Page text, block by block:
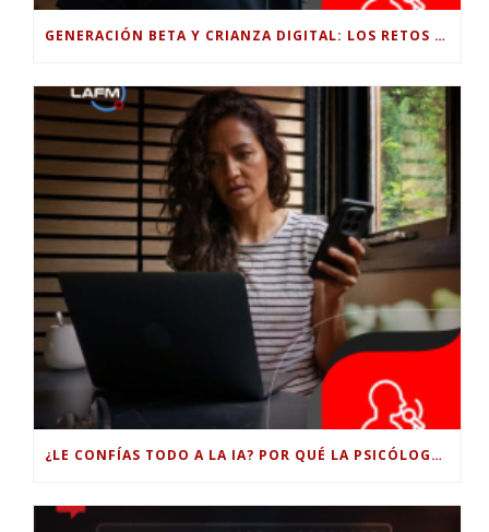
GENERACIÓN BETA Y CRIANZA DIGITAL: LOS RETOS DE CRIAR HIJOS EN LA ERA DE LA INTELIGENCIA ARTIFICIAL
¿LE CONFÍAS TODO A LA IA? POR QUÉ LA PSICÓLOGA DICE QUE ESO PUEDE COSTARTE TUS PROPIAS HABILIDADES